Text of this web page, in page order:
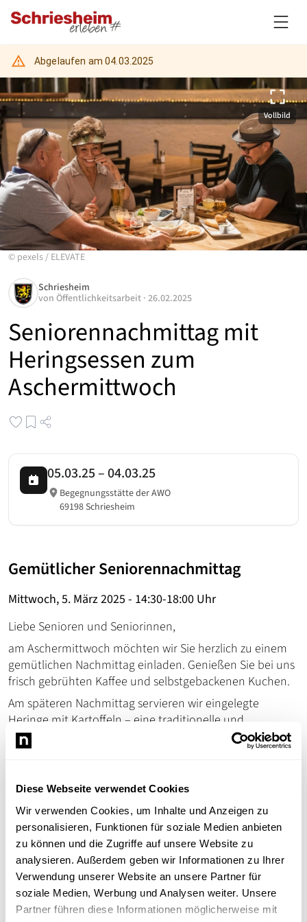
Diese Webseite verwendet Cookies
Wir verwenden Cookies, um Inhalte und Anzeigen zu
personalisieren, Funktionen für soziale Medien anbieten
zu können und die Zugriffe auf unsere Website zu
analysieren. Außerdem geben wir Informationen zu Ihrer
Verwendung unserer Website an unsere Partner für
soziale Medien, Werbung und Analysen weiter. Unsere
Partner führen diese Informationen möglicherweise mit
Abgelaufen am04.03.2025
Vollbild
© pexels/ ELEVATE
Seniorennachmittag mit
Heringsessen zum
Aschermittwoch
Schriesheim
von Öffentlichkeitsarbeit · 26.02.2025
05.03.25–04.03.25
Begegnungsstätte der AWO
69198 Schriesheim
Gemütlicher Seniorennachmittag
Mittwoch, 5. März 2025 - 14:30-18:00 Uhr
Liebe Senioren und Seniorinnen,
am Aschermittwoch möchten wir Sie herzlich zu einem
gemütlichen Nachmittag einladen. Genießen Sie bei uns
frisch gebrühten Kaffee und selbstgebackenen Kuchen.
Am späteren Nachmittag servieren wir eingelegte
Heringe mit Kartoffeln – eine traditionelle und
schmackhafte Spezialität passend zum Aschermittwoch.
Köstlichkeiten viel Lob ernten.
Diese Veranstaltung ist rollstuhlgerecht.
Öffentlichkeitsarbeit
Schriesheim